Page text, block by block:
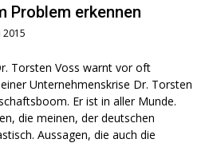
Problem erkennen
2015
Torsten Voss warnt vor oft
Dr. Torsten
Er ist in aller Munde.
die meinen, der deutschen
Aussagen, die auch die